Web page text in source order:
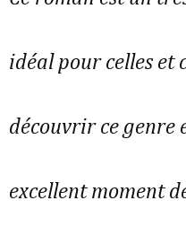
idéal pour celles et
découvrir ce genre
excellent moment